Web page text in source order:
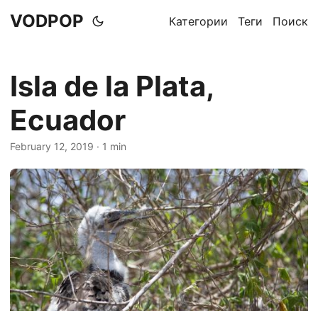
VODPOP Категории Теги Поиск
Isla de la Plata,
Ecuador
February 12, 2019 · 1 min